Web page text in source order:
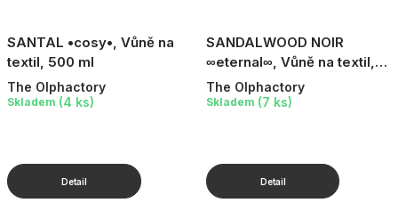
SANTAL •cosy•, Vůně na
textil, 500 ml
The Olphactory
Skladem (4 ks)
SANDALWOOD NOIR
∞eternal∞, Vůně na textil,
500 ml
The Olphactory
Skladem (7 ks)